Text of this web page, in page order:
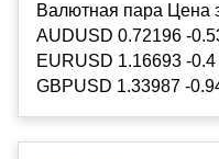
Валютная пара Цена
AUDUSD 0.72196 -
EURUSD 1.16693 -
GBPUSD 1.33987 -